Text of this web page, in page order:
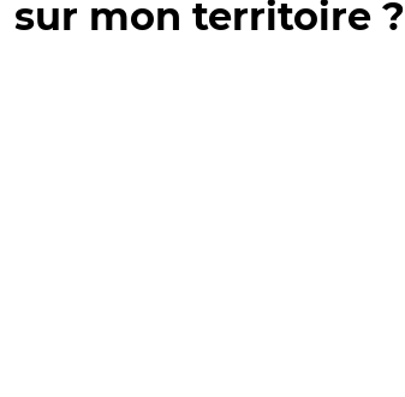
sur mon territoire ?